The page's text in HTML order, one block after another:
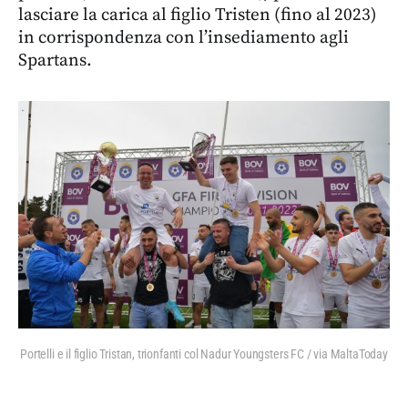
lasciare la carica al figlio Tristen (fino al 2023)
in corrispondenza con l’insediamento agli
Spartans.
Portelli e il figlio Tristan, trionfanti col Nadur Youngsters FC / via MaltaToday